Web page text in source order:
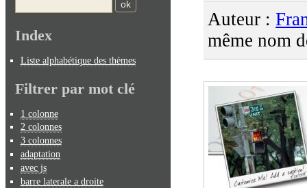
Index
Liste alphabétique des thèmes
Filtrer par mot clé
1 colonne
2 colonnes
3 colonnes
adaptation
avec js
barre laterale a droite
Auteur :
même nom